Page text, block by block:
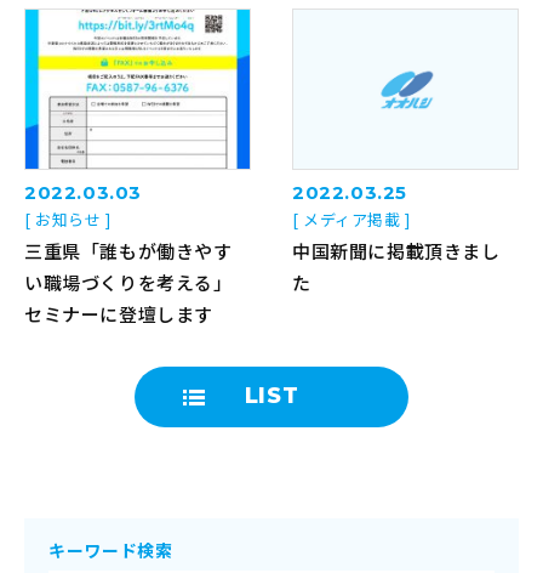
2022.03.03
[ お知らせ ]
三重県「誰もが働きやす
い職場づくりを考える」
セミナーに登壇します
LIST
2022.03.25
[ メディア掲載 ]
中国新聞に掲載頂きまし
た
キーワード検索